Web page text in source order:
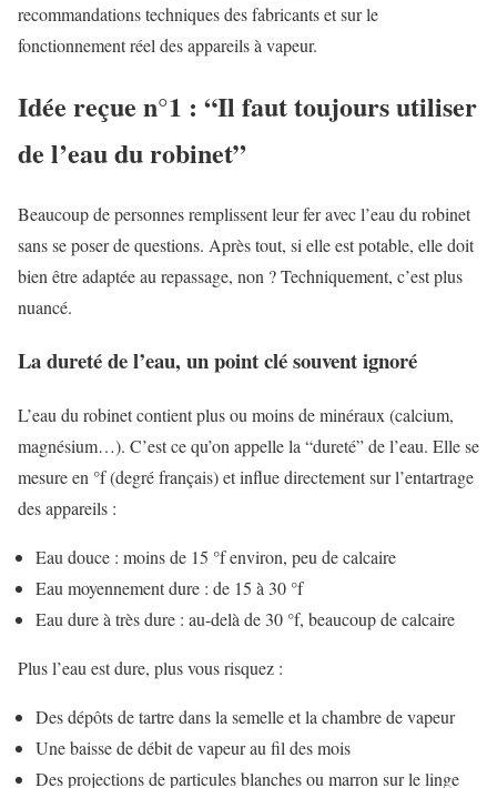
recommandations techniques des fabricants et sur le
fonctionnement réel des appareils à vapeur.
Idée reçue n°1 : “Il faut toujours utiliser
de l’eau du robinet”
Beaucoup de personnes remplissent leur fer avec l’eau du robinet
sans se poser de questions. Après tout, si elle est potable, elle doit
bien être adaptée au repassage, non ? Techniquement, c’est plus
nuancé.
La dureté de l’eau, un point clé souvent ignoré
L’eau du robinet contient plus ou moins de minéraux (calcium,
magnésium…). C’est ce qu’on appelle la “dureté” de l’eau. Elle se
mesure en °f (degré français) et influe directement sur l’entartrage
des appareils :
Eau douce : moins de 15 °f environ, peu de calcaire
Eau moyennement dure : de 15 à 30 °f
Eau dure à très dure : au-delà de 30 °f, beaucoup de calcaire
Plus l’eau est dure, plus vous risquez :
Des dépôts de tartre dans la semelle et la chambre de vapeur
Une baisse de débit de vapeur au fil des mois
Des projections de particules blanches ou marron sur le linge